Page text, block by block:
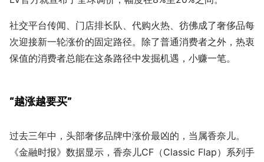
社交平台传闻、门店排长队、代购火热、彷佛成了奢侈品每
次迎接新一轮涨价的固定路径。除了普通消费者之外，热衷
保值的消费者总能在这条路径中发掘机遇，小赚一笔。
“越涨越要买”
过去三年中，头部奢侈品牌中涨价最凶的，当属香奈儿。
《金融时报》数据显示，香奈儿CF（Classic Flap）系列手